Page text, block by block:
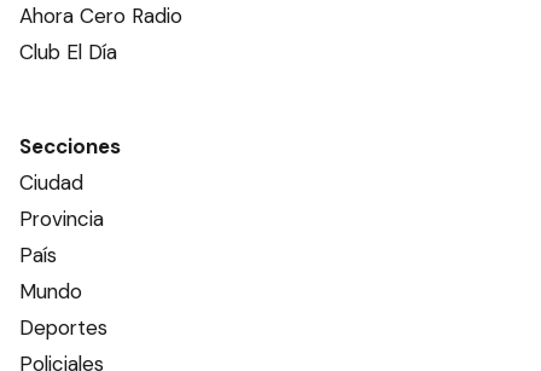
Ahora Cero Radio
Club El Día
Secciones
Ciudad
Provincia
País
Mundo
Deportes
Policiales